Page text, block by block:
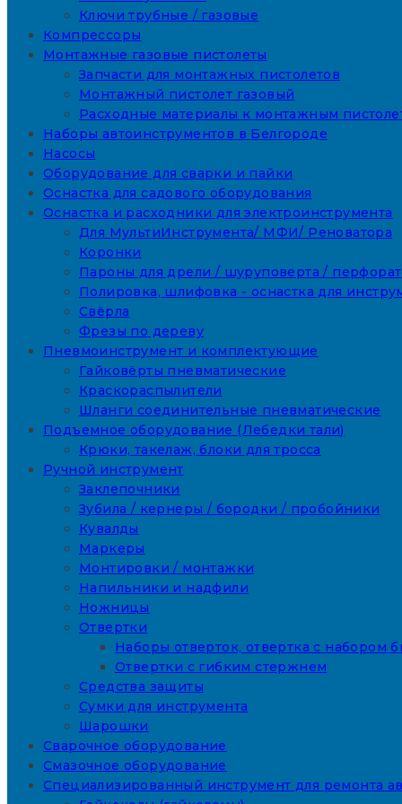
Ключи трубные / газовые
Компрессоры
Монтажные газовые пистолеты
Запчасти для монтажных пистолетов
Монтажный пистолет газовый
Расходные материалы к монтажным
Наборы автоинструментов в Белгороде
Насосы
Оборудование для сварки и пайки
Оснастка для садового оборудования
Оснастка и расходники для электроинструмента
Для МультиИнструмента/ МФИ/ Реноватора
Коронки
Пароны для дрели / шуруповерта /
Полировка, шлифовка - оснастка для
Свёрла
Фрезы по дереву
Пневмоинструмент и комплектующие
Гайковёрты пневматические
Краскораспылители
Шланги соединительные пневматические
Подъемное оборудование (Лебедки тали)
Крюки, такелаж, блоки для тросса
Ручной инструмент
Заклепочники
Зубила / кернеры / бородки / пробойники
Кувалды
Маркеры
Монтировки / монтажки
Напильники и надфили
Ножницы
Отвертки
Наборы отверток, отвертка с набором
Отвертки с гибким стержнем
Средства защиты
Сумки для инструмента
Шарошки
Сварочное оборудование
Смазочное оборудование
Специализированный инструмент для ремонта